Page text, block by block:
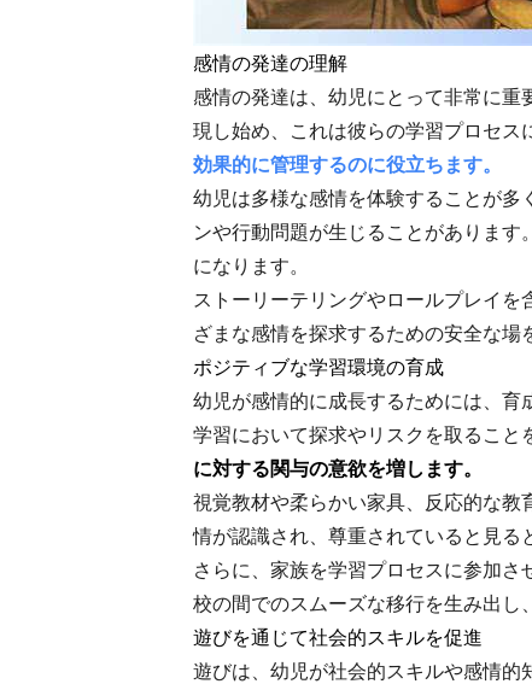
感情の発達の理解
感情の発達は、幼児にとって非常に
現し始め、これは彼らの学習プロセス
効果的に管理するのに役立ちます。
幼児は多様な感情を体験することが多
ンや行動問題が生じることがありま
になります。
ストーリーテリングやロールプレイ
ざまな感情を探求するための安全な場
ポジティブな学習環境の育成
幼児が感情的に成長するためには、育
学習において探求やリスクを取ること
に対する関与の意欲を増します。
視覚教材や柔らかい家具、反応的な
情が認識され、尊重されていると見る
さらに、家族を学習プロセスに参加
校の間でのスムーズな移行を生み出し
遊びを通じて社会的スキルを促進
遊びは、幼児が社会的スキルや感情